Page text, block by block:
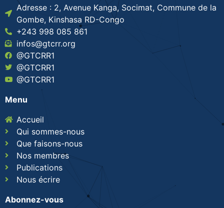
Adresse : 2, Avenue Kanga, Socimat, Commune de la
Gombe, Kinshasa RD-Congo
+243 998 085 861
infos@gtcrr.org
@GTCRR1
@GTCRR1
@GTCRR1
Menu
Accueil
Qui sommes-nous
Que faisons-nous
Nos membres
Publications
Nous écrire
Abonnez-vous